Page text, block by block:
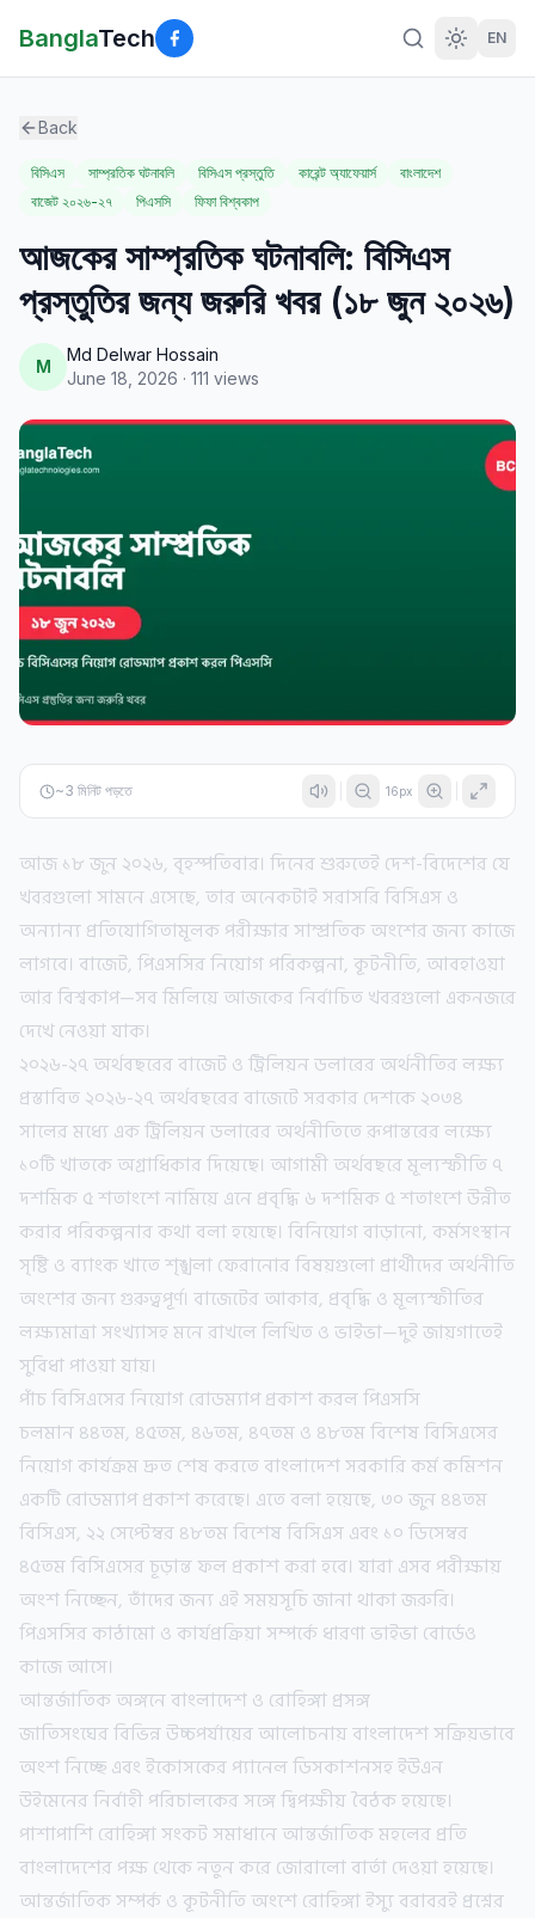
BanglaTech EN
Back
বিসিএস সাম্প্রতিক ঘটনাবলি বিসিএস প্রস্তুতি কারেন্ট অ্যাফেয়ার্স
বাংলাদেশ
বাজেট ২০২৬-২৭
পিএসসি ফিফা বিশ্বকাপ
আজকের সাম্প্রতিক ঘটনাবলি: বিসিএস
প্রস্তুতির জন্য জরুরি খবর (১৮ জুন ২০২৬)
M
Md Delwar Hossain
June 18, 2026 · 111 views
~3 মিনিট পড়তে 16px
আজ ১৮ জুন ২০২৬, বৃহস্পতিবার। দিনের শুরুতেই দেশ-বিদেশের যে
খবরগুলো সামনে এসেছে, তার অনেকটাই সরাসরি বিসিএস ও
অন্যান্য প্রতিযোগিতামূলক পরীক্ষার সাম্প্রতিক অংশের জন্য কাজে
লাগবে। বাজেট, পিএসসির নিয়োগ পরিকল্পনা, কূটনীতি, আবহাওয়া
আর বিশ্বকাপ—সব মিলিয়ে আজকের নির্বাচিত খবরগুলো একনজরে
দেখে নেওয়া যাক।
২০২৬-২৭ অর্থবছরের বাজেট ও ট্রিলিয়ন ডলারের অর্থনীতির লক্ষ্য
প্রস্তাবিত ২০২৬-২৭ অর্থবছরের বাজেটে সরকার দেশকে ২০৩৪
সালের মধ্যে এক ট্রিলিয়ন ডলারের অর্থনীতিতে রূপান্তরের লক্ষ্যে
১০টি খাতকে অগ্রাধিকার দিয়েছে। আগামী অর্থবছরে মূল্যস্ফীতি ৭
দশমিক ৫ শতাংশে নামিয়ে এনে প্রবৃদ্ধি ৬ দশমিক ৫ শতাংশে উন্নীত
করার পরিকল্পনার কথা বলা হয়েছে। বিনিয়োগ বাড়ানো, কর্মসংস্থান
সৃষ্টি ও ব্যাংক খাতে শৃঙ্খলা ফেরানোর বিষয়গুলো প্রার্থীদের অর্থনীতি
অংশের জন্য গুরুত্বপূর্ণ। বাজেটের আকার, প্রবৃদ্ধি ও মূল্যস্ফীতির
লক্ষ্যমাত্রা সংখ্যাসহ মনে রাখলে লিখিত ও ভাইভা—দুই জায়গাতেই
সুবিধা পাওয়া যায়।
পাঁচ বিসিএসের নিয়োগ রোডম্যাপ প্রকাশ করল পিএসসি
চলমান ৪৪তম, ৪৫তম, ৪৬তম, ৪৭তম ও ৪৮তম বিশেষ বিসিএসের
নিয়োগ কার্যক্রম দ্রুত শেষ করতে বাংলাদেশ সরকারি কর্ম কমিশন
একটি রোডম্যাপ প্রকাশ করেছে। এতে বলা হয়েছে, ৩০ জুন ৪৪তম
বিসিএস, ২২ সেপ্টেম্বর ৪৮তম বিশেষ বিসিএস এবং ১০ ডিসেম্বর
৪৫তম বিসিএসের চূড়ান্ত ফল প্রকাশ করা হবে। যারা এসব পরীক্ষায়
অংশ নিচ্ছেন, তাঁদের জন্য এই সময়সূচি জানা থাকা জরুরি।
পিএসসির কাঠামো ও কার্যপ্রক্রিয়া সম্পর্কে ধারণা ভাইভা বোর্ডেও
কাজে আসে।
আন্তর্জাতিক অঙ্গনে বাংলাদেশ ও রোহিঙ্গা প্রসঙ্গ
জাতিসংঘের বিভিন্ন উচ্চপর্যায়ের আলোচনায় বাংলাদেশ সক্রিয়ভাবে
অংশ নিচ্ছে এবং ইকোসকের প্যানেল ডিসকাশনসহ ইউএন
উইমেনের নির্বাহী পরিচালকের সঙ্গে দ্বিপক্ষীয় বৈঠক হয়েছে।
পাশাপাশি রোহিঙ্গা সংকট সমাধানে আন্তর্জাতিক মহলের প্রতি
বাংলাদেশের পক্ষ থেকে নতুন করে জোরালো বার্তা দেওয়া হয়েছে।
আন্তর্জাতিক সম্পর্ক ও কূটনীতি অংশে রোহিঙ্গা ইস্যু বরাবরই প্রশ্নের